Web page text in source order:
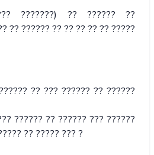
???????) ?? ?????? ??
?? ?????? ?? ?? ?? ?? ?? ?????
?? ??? ?????? ?? ??????
?????? ?? ?????? ??? ??????
?? ????? ??? ?